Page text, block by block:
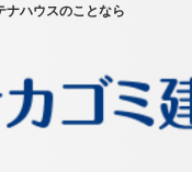
ナハウスのことなら